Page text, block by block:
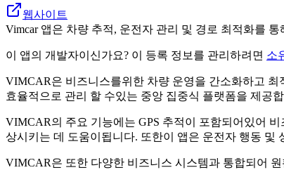
웹사이트
Vimcar 앱은 차량 추적, 운전자 관리 및 경로 최적화를
이 앱의 개발자이신가요? 이 등록 정보를 관리하려면 소
VIMCAR은 비즈니스를위한 차량 운영을 간소화하고
효율적으로 관리 할 수있는 중앙 집중식 플랫폼을 제공
VIMCAR의 주요 기능에는 GPS 추적이 포함되어있어
상시키는 데 도움이됩니다. 또한이 앱은 운전자 행동 및
VIMCAR은 또한 다양한 비즈니스 시스템과 통합되어